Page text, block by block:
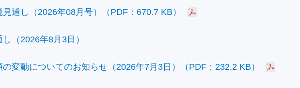
通し（2026年08月号）（PDF：670.7 KB）
（2026年8月3日）
の変動についてのお知らせ（2026年7月3日）（PDF：232.2 KB）